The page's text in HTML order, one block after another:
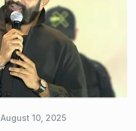
August 10, 2025